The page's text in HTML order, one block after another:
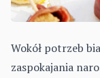
Wokół potrzeb
zaspokajania